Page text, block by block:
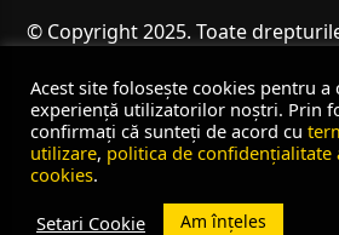
© Copyright 2025. Toate
Acest site folosește cookies pentru a
experiență utilizatorilor noștri. Prin
confirmați că sunteți de acord cu
utilizare, politica de confidențialitate
cookies.
Setari Cookie
Am înțeles